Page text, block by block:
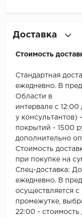
Доставка
Стоимость
Стандартная
ежедневно. В
Области в
интервале с
у консультантов)
покрытий - 1500
дополнительно
Стоимость
при покупке на
Спец-доставка:
ежедневно. В
осуществляется
промежутке,
22:00 -